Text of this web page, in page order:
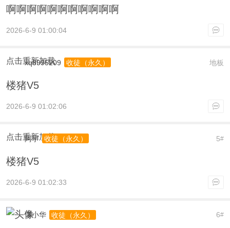
啊啊啊啊啊啊啊啊啊啊啊
2026-6-9 01:00:04
点击重新加载 地板
xq8995209 收徒（永久）
楼猪V5
2026-6-9 01:02:06
点击重新加载 5#
阿宇 收徒（永久）
楼猪V5
2026-6-9 01:02:33
6#
谭小华 收徒（永久）